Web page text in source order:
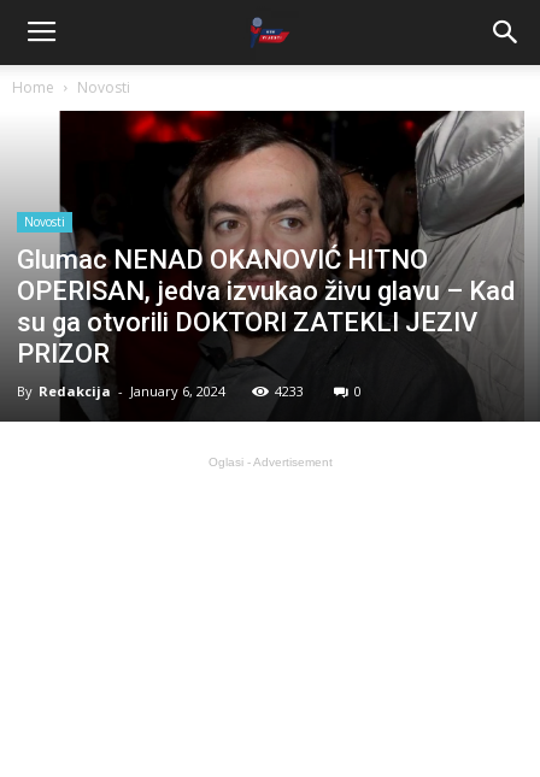
Home Novosti
Novosti
Glumac NENAD OKANOVIĆ HITNO
OPERISAN, jedva izvukao živu glavu – Kad
su ga otvorili DOKTORI ZATEKLI JEZIV
PRIZOR
By Redakcija - January 6, 2024 4233 0
Oglasi - Advertisement